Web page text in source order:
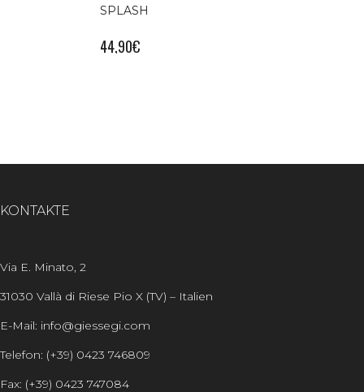
SPLASH
44,90€
KONTAKTE
Via E. Minato, 2
31030 Vallà di Riese Pio X (TV) – Italien
E-Mail: info@giessegi.com
Telefon: (+39) 0423 746809
Fax: (+39) 0423 747084